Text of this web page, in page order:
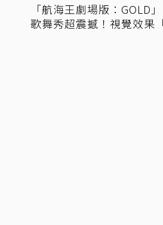
「航海王劇場版：GOLD
歌舞秀超震撼！視覺效果